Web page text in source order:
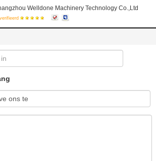
Welldone Machinery Technology Co.,Ltd